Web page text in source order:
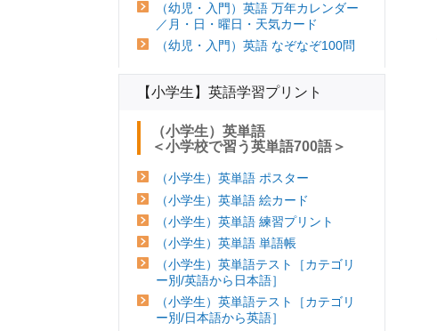
（幼児・入門）英語 万年カレンダー
／月・日・曜日・天気カード
（幼児・入門）英語 なぞなぞ100問
【小学生】英語学習プリント
（小学生）英単語
＜小学校で習う英単語700語＞
（小学生）英単語 ポスター
（小学生）英単語 絵カード
（小学生）英単語 練習プリント
（小学生）英単語 単語帳
（小学生）英単語テスト［カテゴリ
ー別/英語から日本語］
（小学生）英単語テスト［カテゴリ
ー別/日本語から英語］